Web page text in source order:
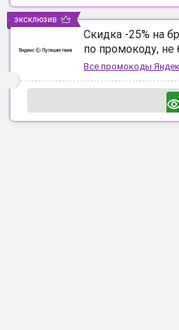
Скидка -25% на
по промокоду, не
Все промокоды
эксклюзив